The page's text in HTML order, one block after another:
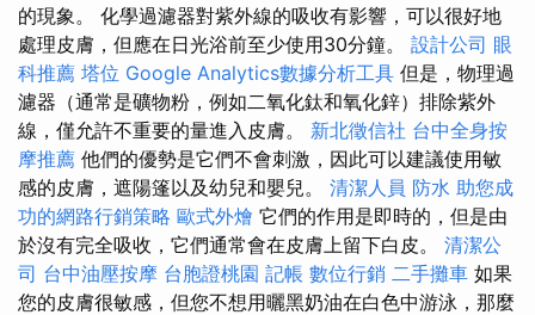
的現象。 化學過濾器對紫外線的吸收有影響，可以很好地
處理皮膚，但應在日光浴前至少使用30分鐘。 設計公司 眼
科推薦 塔位 Google Analytics數據分析工具 但是，物理過
濾器（通常是礦物粉，例如二氧化鈦和氧化鋅）排除紫外
線，僅允許不重要的量進入皮膚。 新北徵信社 台中全身按
摩推薦 他們的優勢是它們不會刺激，因此可以建議使用敏
感的皮膚，遮陽篷以及幼兒和嬰兒。 清潔人員 防水 助您成
功的網路行銷策略 歐式外燴 它們的作用是即時的，但是由
於沒有完全吸收，它們通常會在皮膚上留下白皮。 清潔公
司 台中油壓按摩 台胞證桃園 記帳 數位行銷 二手攤車 如果
您的皮膚很敏感，但您不想用曬黑奶油在白色中游泳，那麼